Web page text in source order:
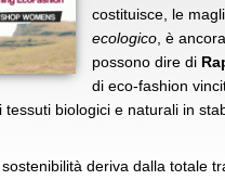
costituisce, le
ecologico , è
possono dire di
di eco-fashion
biologici e naturali in
deriva dalla totale